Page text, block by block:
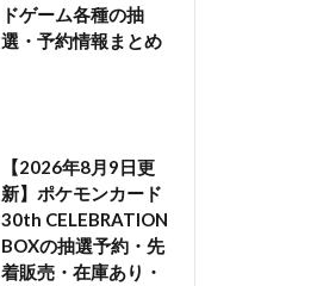
ドゲーム各種の抽
選・予約情報まとめ
【2026年8月9日更
新】ポケモンカード
30th CELEBRATION
BOXの抽選予約・先
着販売・在庫あり・